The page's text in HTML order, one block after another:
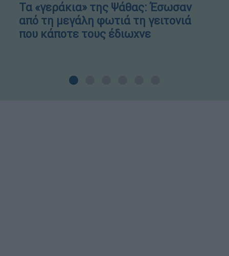
Τα «γεράκια» της Ψάθας: Έσωσαν
από τη μεγάλη φωτιά τη γειτονιά
που κάποτε τους έδιωχνε